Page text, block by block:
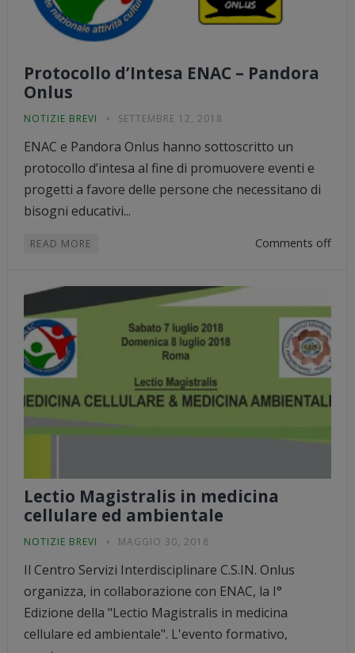
Protocollo d’Intesa ENAC – Pandora
Onlus
NOTIZIE BREVI SETTEMBRE 12, 2018
ENAC e Pandora Onlus hanno sottoscritto un
protocollo d’intesa al fine di promuovere eventi e
progetti a favore delle persone che necessitano di
bisogni educativi...
READ MORE Comments off
Lectio Magistralis in medicina
cellulare ed ambientale
NOTIZIE BREVI MAGGIO 30, 2018
Il Centro Servizi Interdisciplinare C.S.IN. Onlus
organizza, in collaborazione con ENAC, la I°
Edizione della "Lectio Magistralis in medicina
cellulare ed ambientale". L'evento formativo,